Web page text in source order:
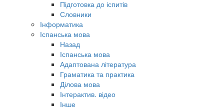
Підготовка до іспитів
Словники
Інформатика
Іспанська мова
Назад
Іспанська мова
Адаптована література
Граматика та практика
Ділова мова
Інтерактив. відео
Інше